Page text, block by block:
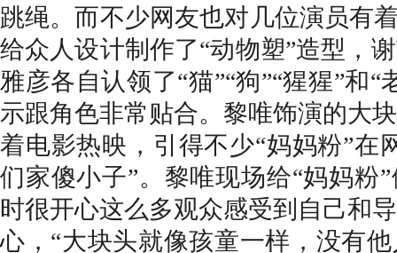
跳绳。而不少网友也对几位演员有
给众人设计制作了“动物塑”造型，
雅彦各自认领了“猫”“狗”“猩猩”和
示跟角色非常贴合。黎唯饰演的大
着电影热映，引得不少“妈妈粉”在
们家傻小子”。黎唯现场给“妈妈粉
时很开心这么多观众感受到自己和
心，“大块头就像孩童一样， 没有